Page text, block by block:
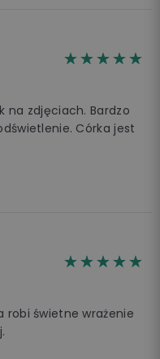
☆☆☆☆☆
★★★★★
na zdjęciach. Bardzo
Córka jest
☆☆☆☆☆
★★★★★
robi świetne wrażenie